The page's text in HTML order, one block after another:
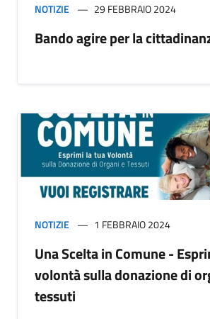
NOTIZIE 29 FEBBRAIO 2024
Bando agire per la
NOTIZIE 1 FEBBRAIO 2024
Una Scelta in Comune -
volontà sulla donazione di
tessuti